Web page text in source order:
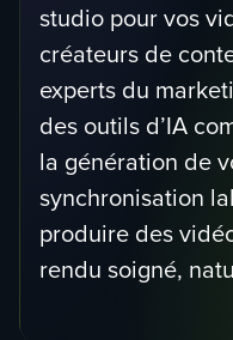
studio pour vos
créateurs de
experts du
des outils d’IA
la génération de
synchronisation
produire des
rendu soigné,